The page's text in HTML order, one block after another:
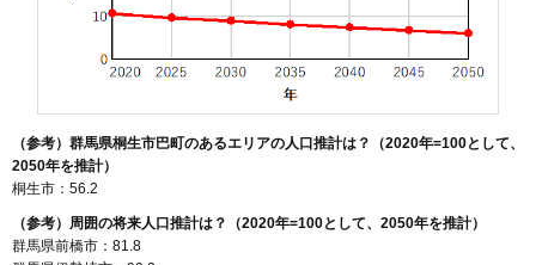
（参考）群馬県桐生市巴町のあるエリアの人口推計は？（2020年=100として、
2050年を推計）
桐生市：56.2
（参考）周囲の将来人口推計は？（2020年=100として、2050年を推計）
群馬県前橋市：81.8